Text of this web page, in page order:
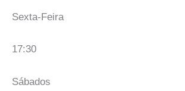
Sexta-Feira
17:30
Sábados